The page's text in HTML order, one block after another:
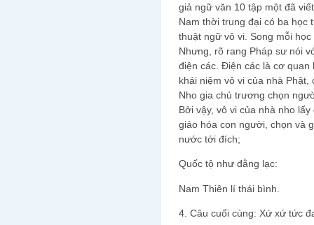
giả ngữ văn 10 tập một đã
Nam thời trung đại có ba học
thuật ngữ vô vi. Song mỗi
Nhưng, rõ rang Pháp sư nói
điện các. Điện các là cơ quan
khái niệm vô vi của nhà
Nho gia chủ trương chọn
Bởi vậy, vô vi của nhà nho
giáo hóa con người, chọn và
nước tới đích;
Quốc tộ như đằng lạc:
Nam Thiên lí thái bình.
4. Câu cuối cùng: Xứ xứ tức